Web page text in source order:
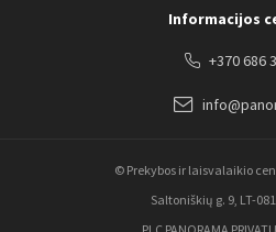
Informacijos
+370 686
© Prekybos ir laisvalaikio
Saltoniškių g. 9, LT-